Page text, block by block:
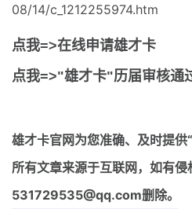
08/14/c_1212255974.htm
点我=>在线申请雄才卡
点我=>"雄才卡"历届审核通
雄才卡官网为您准确、及时提供
所有文章来源于互联网，如有侵
531729535@qq.com删除。